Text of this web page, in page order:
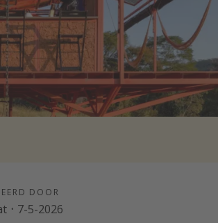
DOOR
· 7-5-2026